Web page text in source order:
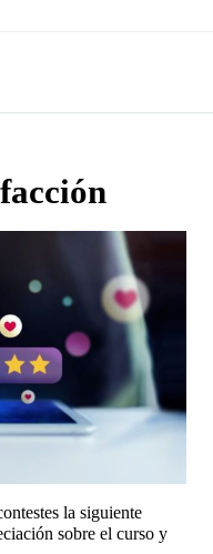
la siguiente
sobre el curso y